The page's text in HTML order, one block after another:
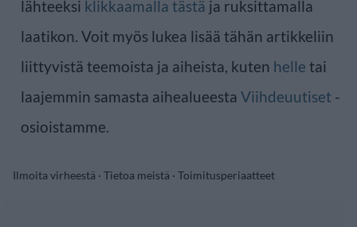
lähteeksi klikkaamalla tästä ja ruksittamalla
laatikon. Voit myös lukea lisää tähän artikkeliin
liittyvistä teemoista ja aiheista, kuten helle tai
laajemmin samasta aihealueesta Viihdeuutiset -
osioistamme.
Ilmoita virheestä · Tietoa meistä · Toimitusperiaatteet